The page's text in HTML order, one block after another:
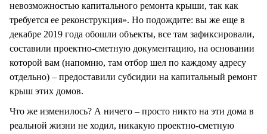
невозможностью капитального ремонта крыши, так как
требуется ее реконструкция». Но подождите: вы же еще в
декабре 2019 года обошли объекты, все там зафиксировали,
составили проектно-сметную документацию, на основании
которой вам (напомню, там отбор шел по каждому адресу
отдельно) – предоставили субсидии на капитальный ремонт
крыш этих домов.
Что же изменилось? А ничего – просто никто на эти дома в
реальной жизни не ходил, никакую проектно-сметную